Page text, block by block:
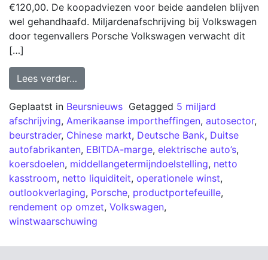
€120,00. De koopadviezen voor beide aandelen blijven
wel gehandhaafd. Miljardenafschrijving bij Volkswagen
door tegenvallers Porsche Volkswagen verwacht dit
[…]
Lees verder…
Geplaatst in Beursnieuws Getagged 5 miljard
afschrijving, Amerikaanse importheffingen, autosector,
beurstrader, Chinese markt, Deutsche Bank, Duitse
autofabrikanten, EBITDA-marge, elektrische auto’s,
koersdoelen, middellangetermijndoelstelling, netto
kasstroom, netto liquiditeit, operationele winst,
outlookverlaging, Porsche, productportefeuille,
rendement op omzet, Volkswagen,
winstwaarschuwing